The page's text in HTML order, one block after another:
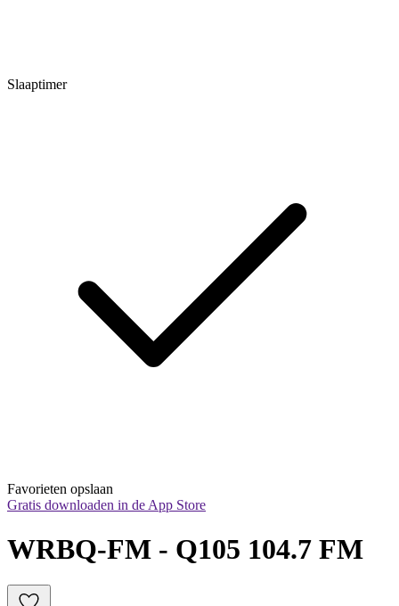
Slaaptimer
Favorieten opslaan
Gratis downloaden in de App Store
WRBQ-FM - Q105 104.7 FM